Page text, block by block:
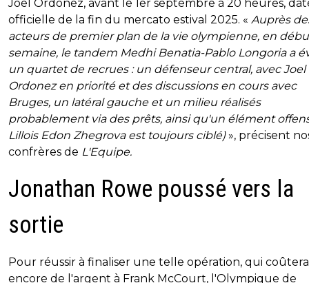
Joel Ordonez, avant le 1er septembre à 20 heures,
officielle de la fin du mercato estival 2025. « Auprès
acteurs de premier plan de la vie olympienne, en
semaine, le tandem Medhi Benatia-Pablo Longoria a
un quartet de recrues : un défenseur central, avec Joel
Ordonez en priorité et des discussions en cours avec
Bruges, un latéral gauche et un milieu réalisés
probablement via des prêts, ainsi qu'un élément
Lillois Edon Zhegrova est toujours ciblé)», précisent
confrères de L'Equipe.
Jonathan Rowe poussé vers la
sortie
Pour réussir à finaliser une telle opération, qui coûtera
encore de l'argent à Frank McCourt, l'Olympique de